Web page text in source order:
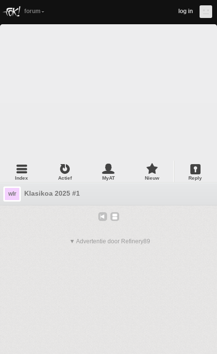
forum log in
Index Actief MyAT Nieuw Reply
wlr Klasikoa 2025 #1
▼ Advertentie door Refinery89